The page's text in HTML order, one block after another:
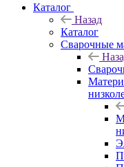
Каталог
Назад
Каталог
Сварочные